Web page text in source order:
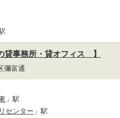
事務所・貸オフィス 】
彌富通
」駅
センター 」駅